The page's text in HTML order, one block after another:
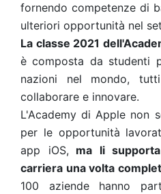
fornendo competenze di
ulteriori opportunità nel
La classe 2021
è composta da studenti
nazioni nel mondo,
collaborare e innovare.
L'Academy di Apple non
per le opportunità
app iOS, ma li
carriera una volta
100 aziende hanno